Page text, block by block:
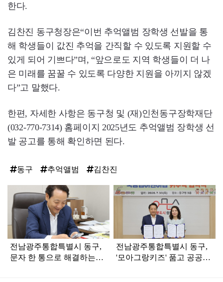
한다.
김찬진 동구청장은“이번 추억앨범 장학생 선발을 통
해 학생들이 값진 추억을 간직할 수 있도록 지원할 수
있게 되어 기쁘다”며, “앞으로도 지역 학생들이 더 나
은 미래를 꿈꿀 수 있도록 다양한 지원을 아끼지 않겠
다”고 말했다.
한편, 자세한 사항은 동구청 및 (재)인천동구장학재단
(032-770-7314) 홈페이지 2025년도 추억앨범 장학생 선
발 공고를 통해 확인하면 된다.
동구 추억앨범 김찬진
라
인
전남광주통합특별시 동구,
문자 한 통으로 해결하는
전남광주통합특별시 동구,
'모아그랑키즈' 품고 공공보